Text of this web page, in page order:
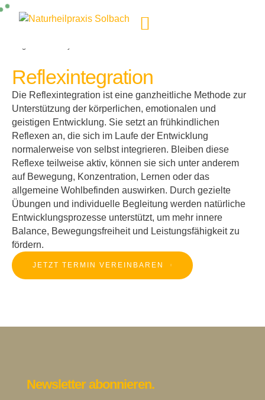
Reflexintegration
Die Reflexintegration ist eine ganzheitliche Methode zur
Unterstützung der körperlichen, emotionalen und
geistigen Entwicklung. Sie setzt an frühkindlichen
Reflexen an, die sich im Laufe der Entwicklung
normalerweise von selbst integrieren. Bleiben diese
Reflexe teilweise aktiv, können sie sich unter anderem
auf Bewegung, Konzentration, Lernen oder das
allgemeine Wohlbefinden auswirken. Durch gezielte
Übungen und individuelle Begleitung werden natürliche
Entwicklungsprozesse unterstützt, um mehr innere
Balance, Bewegungsfreiheit und Leistungsfähigkeit zu
fördern.
JETZT TERMIN VEREINBAREN
Newsletter abonnieren.